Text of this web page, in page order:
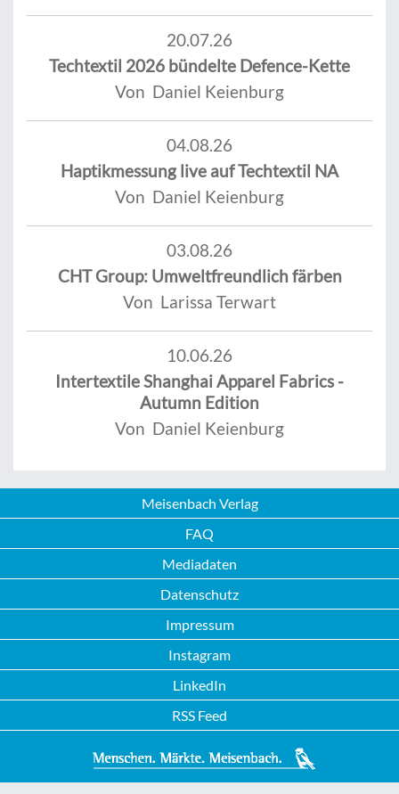
20.07.26
Techtextil 2026 bündelte Defence-Kette
Von Daniel Keienburg
04.08.26
Haptikmessung live auf Techtextil NA
Von Daniel Keienburg
03.08.26
CHT Group: Umweltfreundlich färben
Von Larissa Terwart
10.06.26
Intertextile Shanghai Apparel Fabrics -
Autumn Edition
Von Daniel Keienburg
Meisenbach Verlag
FAQ
Mediadaten
Datenschutz
Impressum
Instagram
LinkedIn
RSS Feed